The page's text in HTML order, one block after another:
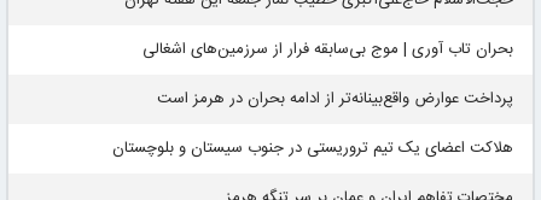
بحران تاب آوری | موج بی‌سابقه فرار از سرزمین‌های اشغالی
پرداخت عوارض واقع‌بینانه‌تر از ادامه بحران در هرمز است
هلاکت اعضای یک تیم تروریستی در جنوب سیستان و بلوچستان